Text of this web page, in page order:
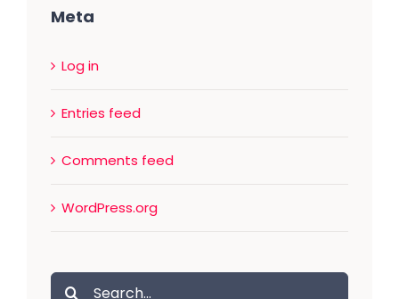
Meta
Log in
Entries feed
Comments feed
WordPress.org
Search